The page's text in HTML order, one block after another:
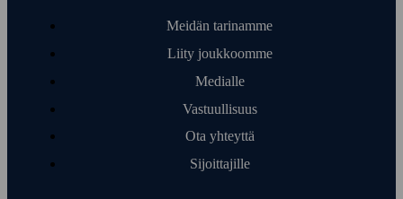
Meidän tarinamme
Liity joukkoomme
Medialle
Vastuullisuus
Ota yhteyttä
Sijoittajille